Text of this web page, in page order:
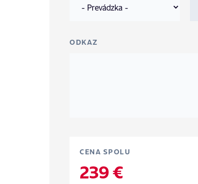
ODKAZ
CENA SPOLU
239 €